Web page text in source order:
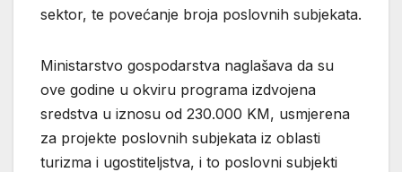
sektor, te povećanje broja poslovnih subjekata.
Ministarstvo gospodarstva naglašava da su
ove godine u okviru programa izdvojena
sredstva u iznosu od 230.000 KM, usmjerena
za projekte poslovnih subjekata iz oblasti
turizma i ugostiteljstva, i to poslovni subjekti